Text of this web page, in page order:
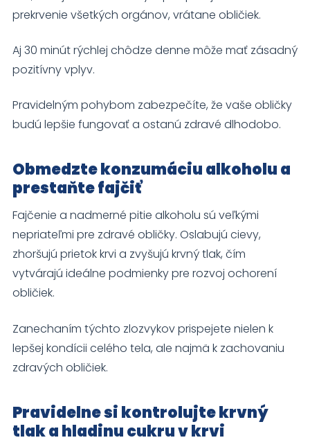
prekrvenie všetkých orgánov, vrátane obličiek.
Aj 30 minút rýchlej chôdze denne môže mať zásadný
pozitívny vplyv.
Pravidelným pohybom zabezpečíte, že vaše obličky
budú lepšie fungovať a ostanú zdravé dlhodobo.
Obmedzte konzumáciu alkoholu a
prestaňte fajčiť
Fajčenie a nadmerné pitie alkoholu sú veľkými
nepriateľmi pre zdravé obličky. Oslabujú cievy,
zhoršujú prietok krvi a zvyšujú krvný tlak, čím
vytvárajú ideálne podmienky pre rozvoj ochorení
obličiek.
Zanechaním týchto zlozvykov prispejete nielen k
lepšej kondícii celého tela, ale najmä k zachovaniu
zdravých obličiek.
Pravidelne si kontrolujte krvný
tlak a hladinu cukru v krvi